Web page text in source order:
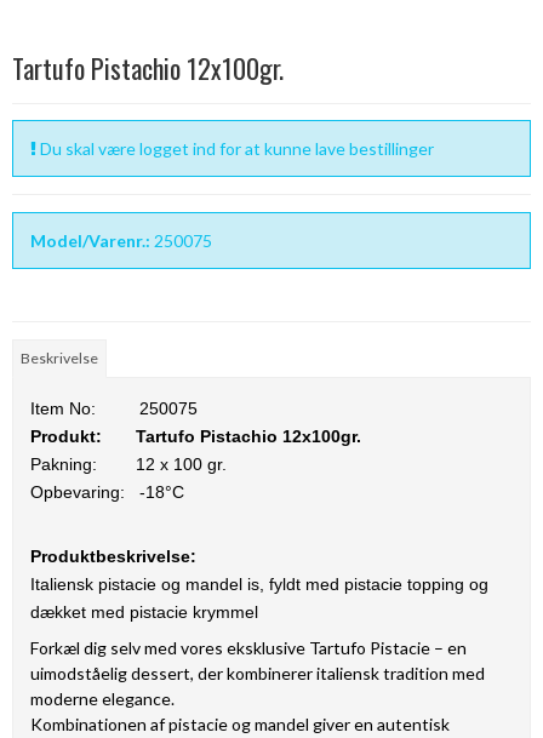
Tartufo Pistachio 12x100gr.
Du skal være logget ind for at kunne lave bestillinger
Model/Varenr.: 250075
Beskrivelse
Item No: 250075
Produkt: Tartufo Pistachio 12x100gr.
Pakning: 12 x 100 gr.
Opbevaring: -18°C
Produktbeskrivelse:
Italiensk pistacie og mandel is, fyldt med pistacie topping og
dækket med pistacie krymmel
Forkæl dig selv med vores eksklusive Tartufo Pistacie – en
uimodståelig dessert, der kombinerer italiensk tradition med
moderne elegance.
Kombinationen af pistacie og mandel giver en autentisk